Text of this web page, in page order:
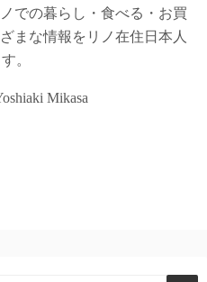
での暮らし・食べる・お買
まな情報をリノ在住日本人
。
Mikasa